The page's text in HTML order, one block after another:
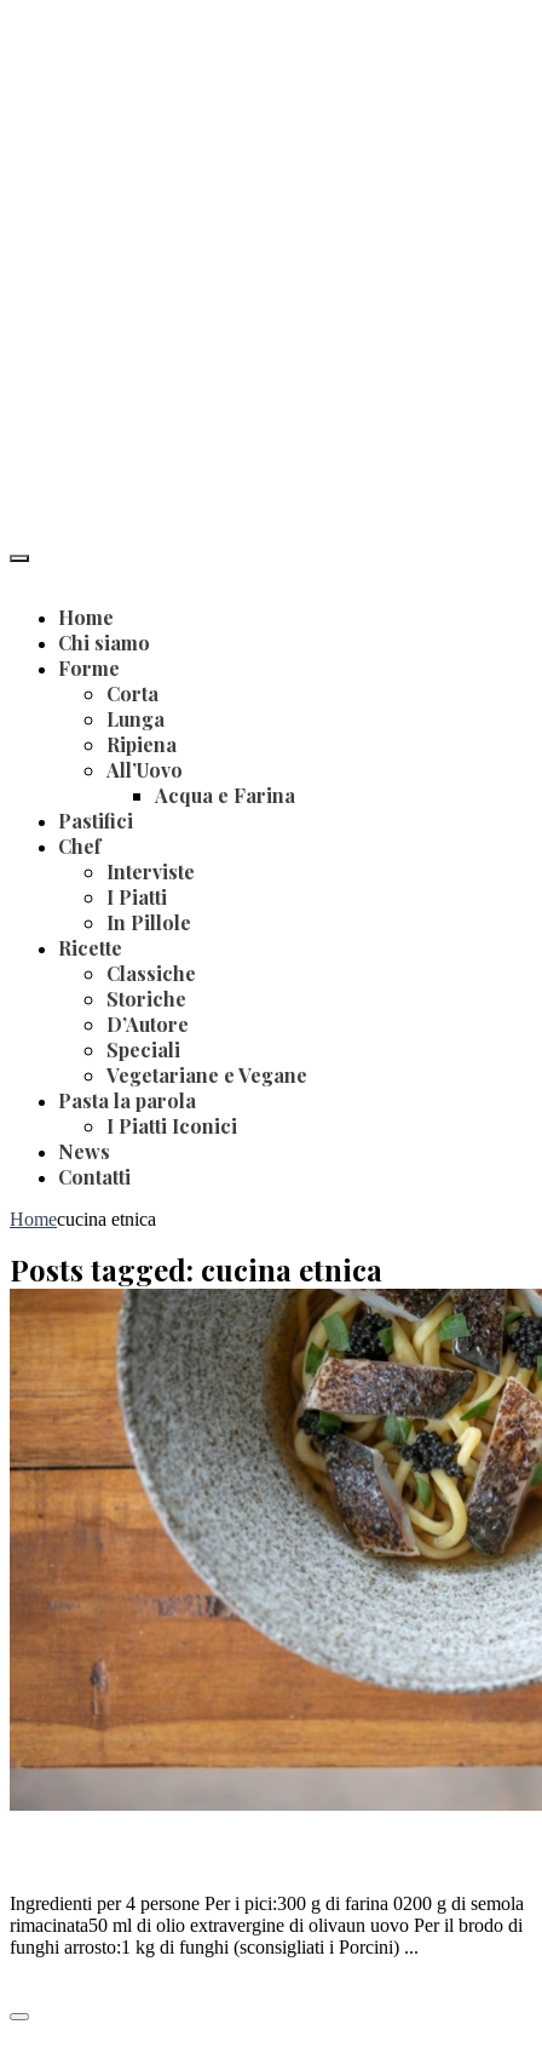
Home
Chi siamo
Forme
Corta
Lunga
Ripiena
All’Uovo
Acqua e Farina
Pastifici
Chef
Interviste
I Piatti
In Pillole
Ricette
Classiche
Storiche
D’Autore
Speciali
Vegetariane e Vegane
Pasta la parola
I Piatti Iconici
News
Contatti
Homecucina etnica
Posts tagged: cucina etnica
Ingredienti per 4 persone Per i pici:300 g di farina 0200 g di semola
rimacinata50 ml di olio extravergine di olivaun uovo Per il brodo di
funghi arrosto:1 kg di funghi (sconsigliati i Porcini) ...